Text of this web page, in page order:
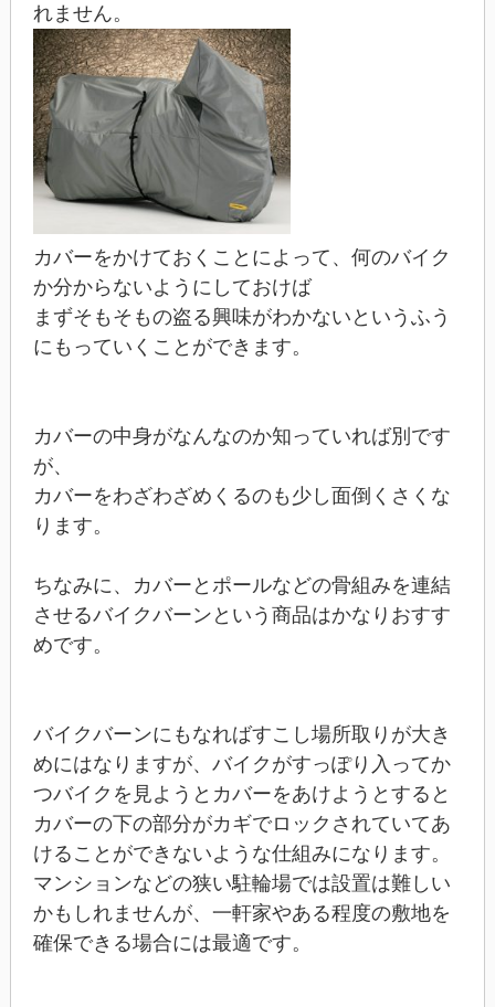
れません。
カバーをかけておくことによって、何のバイク
か分からないようにしておけば
まずそもそもの盗る興味がわかないというふう
にもっていくことができます。
カバーの中身がなんなのか知っていれば別です
が、
カバーをわざわざめくるのも少し面倒くさくな
ります。
ちなみに、カバーとポールなどの骨組みを連結
させるバイクバーンという商品はかなりおすす
めです。
バイクバーンにもなればすこし場所取りが大き
めにはなりますが、バイクがすっぽり入ってか
つバイクを見ようとカバーをあけようとすると
カバーの下の部分がカギでロックされていてあ
けることができないような仕組みになります。
マンションなどの狭い駐輪場では設置は難しい
かもしれませんが、一軒家やある程度の敷地を
確保できる場合には最適です。